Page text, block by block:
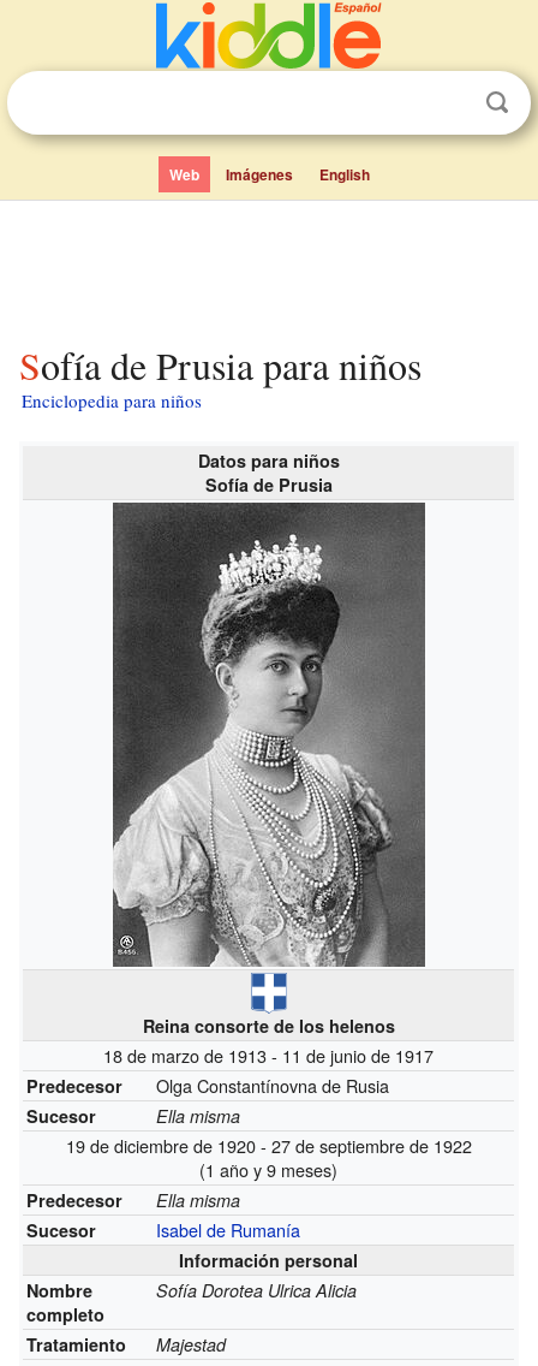
Web Imágenes English
Sofía de Prusia para niños
Enciclopedia para niños
Datos para niños
Sofía de Prusia
Reina consorte de los helenos
18 de marzo de 1913 - 11 de junio de 1917
Predecesor Olga Constantínovna de Rusia
Sucesor Ella misma
19 de diciembre de 1920 - 27 de septiembre de 1922
(1 año y 9 meses)
Predecesor
Ella misma
Sucesor
Isabel de Rumanía
Información personal
Nombre
completo
Sofía Dorotea Ulrica Alicia
Tratamiento
Majestad